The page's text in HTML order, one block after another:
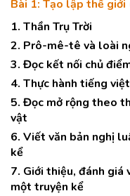
Bài 1: Tạo lập thế
1. Thần Trụ Trời
2. Prô-mê-tê và loài
3. Đọc kết nối chủ
4. Thực hành tiếng
5. Đọc mở rộng theo
vật
6. Viết văn bản nghị
kể
7. Giới thiệu, đánh giá
một truyện kể